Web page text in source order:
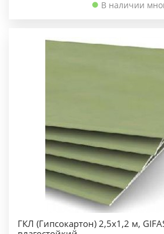
В наличии
ГКЛ (Гипсокартон) 2,5х1,2 м,